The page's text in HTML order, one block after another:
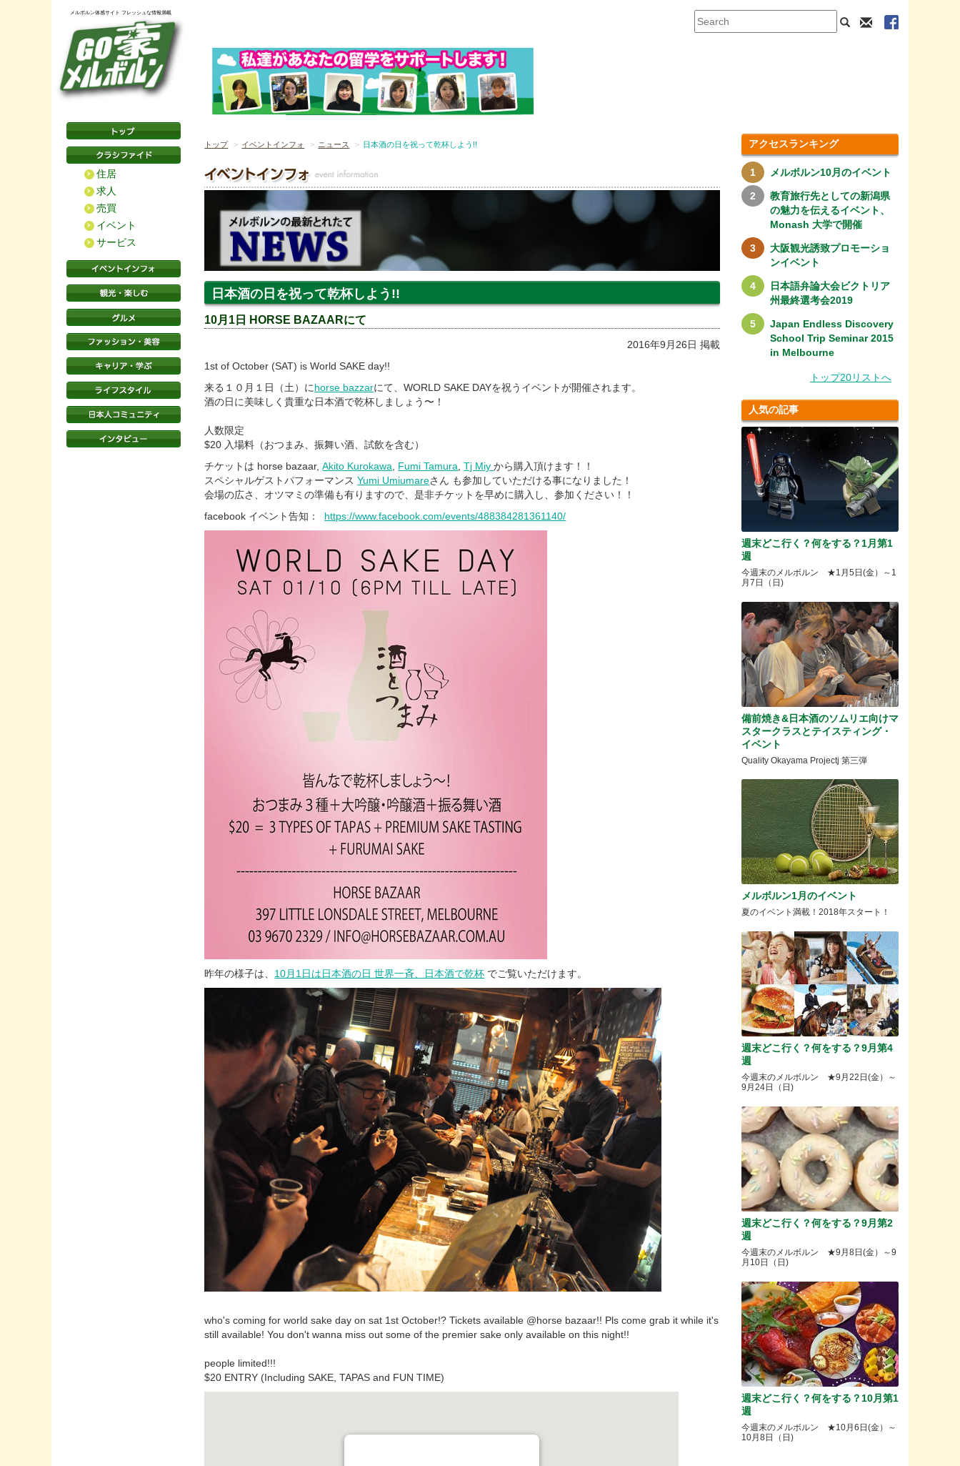
メルボルン体感サイト フレッシュな情報満載
住居
求人
売買
イベント
サービス
トップ イベントインフォ ニュース 日本酒の日を祝って乾杯しよう!!
日本酒の日を祝って乾杯しよう!!
10月1日 HORSE BAZAARにて
2016年9月26日 掲載
1st of October (SAT) is World SAKE day!!
来る１０月１日（土）にhorse bazzarにて、WORLD SAKE DAYを祝うイベントが開催されます。
酒の日に美味しく貴重な日本酒で乾杯しましょう〜！
人数限定
$20 入場料（おつまみ、振舞い酒、試飲を含む）
チケットは horse bazaar,Akito Kurokawa, Fumi Tamura,Tj Miyから購入頂けます！！
スペシャルゲストパフォーマンスYumi Umiumareさん も参加していただける事になりました！
会場の広さ、オツマミの準備も有りますので、是非チケットを早めに購入し、参加ください！！
facebook イベント告知： https://www.facebook.com/events/488384281361140/
昨年の様子は、 10月1日は日本酒の日 世界一斉、日本酒で乾杯 でご覧いただけます。
who's coming for world sake day on sat 1st October!? Tickets available @horse bazaar!! Pls come grab it while it's
still available! You don't wanna miss out some of the premier sake only available on this night!!
people limited!!!
$20 ENTRY (Including SAKE, TAPAS and FUN TIME)
アクセスランキング
メルボルン10月のイベント
教育旅行先としての新潟県
の魅力を伝えるイベント、
Monash 大学で開催
大阪観光誘致プロモーショ
ンイベント
日本語弁論大会ビクトリア
州最終選考会2019
Japan Endless Discovery
School Trip Seminar 2015
in Melbourne
トップ20リストへ
人気の記事
週末どこ行く？何をする？1月第1
週
今週末のメルボルン ★1月5日(金）～1
月7日（日)
備前焼き&日本酒のソムリエ向けマ
スタークラスとテイスティング・
イベント
Quality Okayama Projectj 第三弾
メルボルン1月のイベント
夏のイベント満載！2018年スタート！
週末どこ行く？何をする？9月第4
週
今週末のメルボルン ★9月22日(金）～
9月24日（日)
週末どこ行く？何をする？9月第2
週
今週末のメルボルン ★9月8日(金）～9
月10日（日)
週末どこ行く？何をする？10月第1
週
今週末のメルボルン ★10月6日(金）～
10月8日（日)